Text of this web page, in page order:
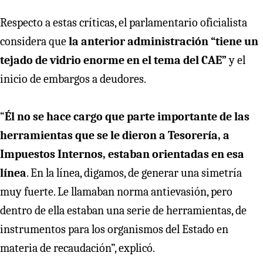
Respecto a estas críticas, el parlamentario oficialista
considera quela anterior administración “tiene un
tejado de vidrio enorme en el tema del CAE”y el
inicio de embargos a deudores.
“Él no se hace cargo que parte importante de las
herramientas que se le dieron a Tesorería, a
Impuestos Internos, estaban orientadas en esa
línea. En la línea, digamos, de generar una simetría
muy fuerte. Le llamaban norma antievasión, pero
dentro de ella estaban una serie de herramientas, de
instrumentos para los organismos del Estado en
materia de recaudación”, explicó.